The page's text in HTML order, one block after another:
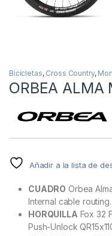
Bicicletas, Cross Country,
ORBEA ALMA
Añadir a la lista de
CUADRO Orbea
Internal cable routing.
HORQUILLA Fox 32
Push-Unlock